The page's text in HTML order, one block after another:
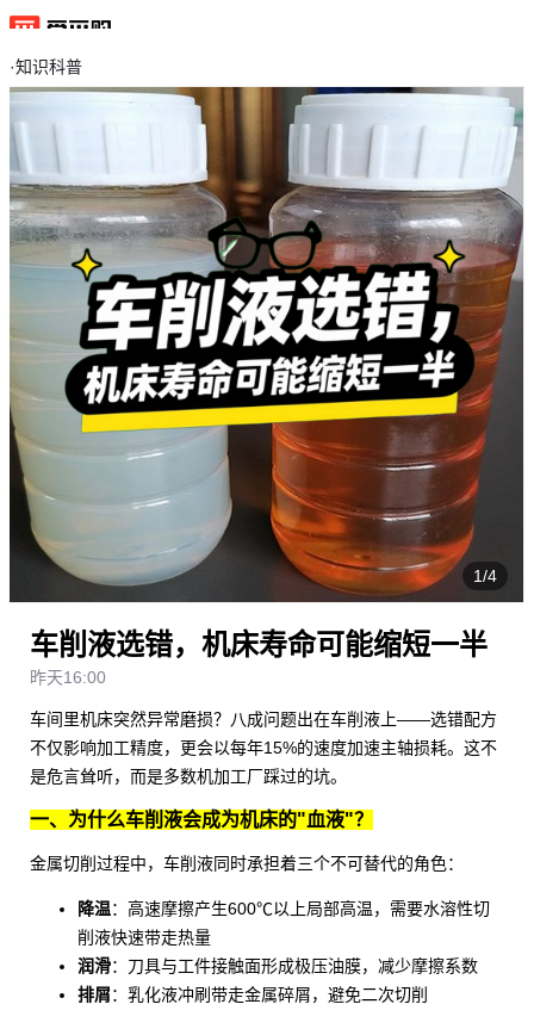
·知识科普
1/4
车削液选错，机床寿命可能缩短一半
昨天16:00
车间里机床突然异常磨损？八成问题出在车削液 上——选错配方
不仅影响加工精度，更会以每年15%的速度加速主轴损耗。这不
是危言耸听，而是多数机加工厂踩过的坑。
一、为什么车削液会成为机床的"血液"？
金属切削过程中，车削液同时承担着三个不可替代的角色：
降温：高速摩擦产生600℃以上局部高温，需要水溶性切
削液快速带走热量
润滑：刀具与工件接触面形成极压油膜，减少摩擦系数
排屑：乳化液冲刷带走金属碎屑，避免二次切削